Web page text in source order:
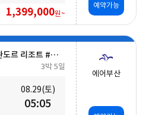
1,399,000원~
예약가능
[나트랑 안심 자유여행] 스완도르 리조트 #올인크루시브+오션뷰+미니바 5일
3박 5일
08.29(토)
05:05
에어부산